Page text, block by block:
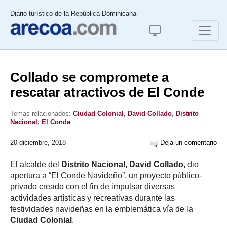
Diario turístico de la República Dominicana
Collado se compromete a
rescatar atractivos de El Conde
Temas relacionados: Ciudad Colonial , David Collado, Distrito
Nacional , El Conde
20 diciembre, 2018 Deja un comentario
El alcalde del Distrito Nacional, David Collado, dio
apertura a “El Conde Navideño”, un proyecto público-
privado creado con el fin de impulsar diversas
actividades artísticas y recreativas durante las
festividades navideñas en la emblemática vía de la
Ciudad Colonial .